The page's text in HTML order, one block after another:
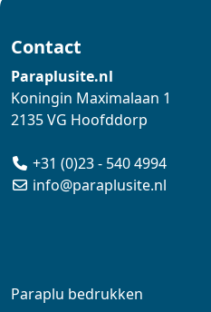
Contact
Paraplusite.nl
Koningin Maximalaan 1
2135 VG Hoofddorp
+31 (0)23 - 540 4994
info@paraplusite.nl
Paraplu bedrukken